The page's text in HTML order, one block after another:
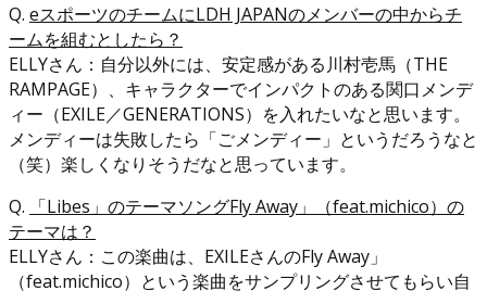
Q. eスポーツのチームにLDH JAPANのメンバーの中からチ
ームを組むとしたら？
ELLYさん：自分以外には、安定感がある川村壱馬（THE
RAMPAGE）、キャラクターでインパクトのある関口メンデ
ィー（EXILE／GENERATIONS）を入れたいなと思います。
メンディーは失敗したら「ごメンディー」というだろうなと
（笑）楽しくなりそうだなと思っています。
Q.
「Libes」のテーマソングFly Away」（feat.michico）の
テーマは？
ELLYさん：この楽曲は、EXILEさんのFly Away」
（feat.michico）という楽曲をサンプリングさせてもらい自